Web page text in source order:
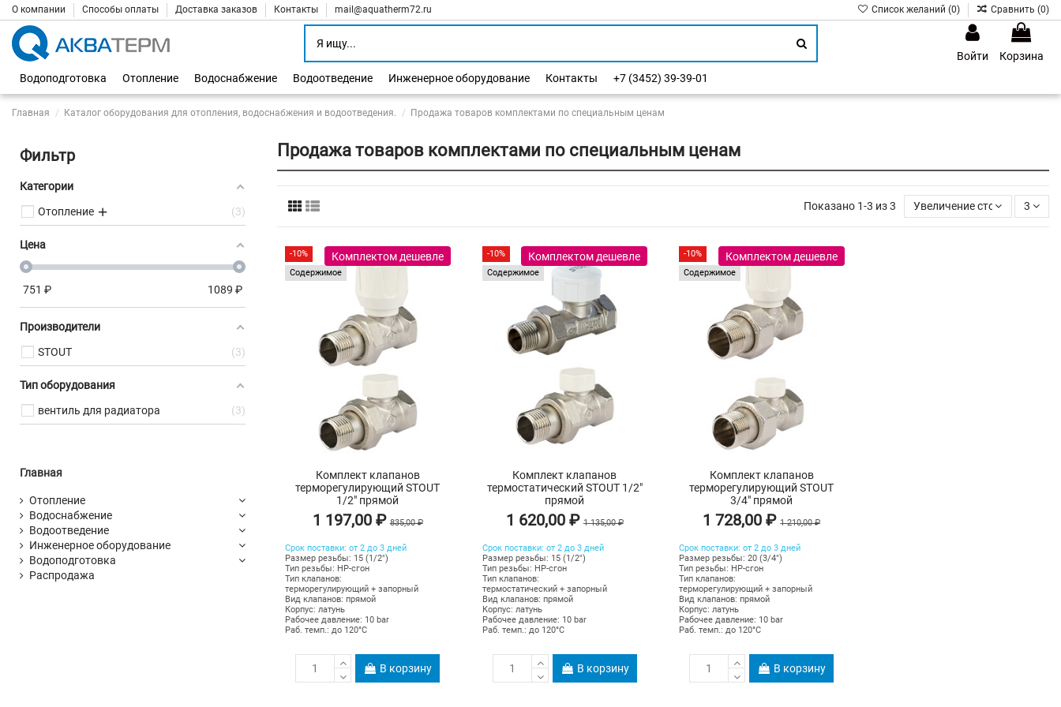
О компании Способы оплаты Доставка заказов Контакты mail@aquatherm72.ru Список желаний (0) Сравнить (0)
Войти
Корзина
Водоподготовка
Отопление Водоснабжение Водоотведение Инженерное оборудование Контакты +7 (3452) 39-39-01
Главная Каталог оборудования для отопления, водоснабжения и водоотведения. Продажа товаров комплектами по специальным ценам
Продажа товаров комплектами по специальным ценам
Показано 1-3 из 3 Увеличение стоимости
3
Комплектом дешевле
-10%
Содержимое
Комплект клапанов
терморегулирующий STOUT
1/2" прямой
1 197,00 ₽835,00 ₽
Срок поставки: от 2 до 3 дней
Размер резьбы: 15 (1/2")
Тип резьбы: НР-сгон
Тип клапанов:
терморегулирующий + запорный
Вид клапанов: прямой
Корпус: латунь
Рабочее давление: 10 bar
Раб. темп.: до 120°C
В корзину
Комплектом дешевле
-10%
Содержимое
Комплект клапанов
термостатический STOUT 1/2"
прямой
1 620,00 ₽1 135,00 ₽
Срок поставки: от 2 до 3 дней
Размер резьбы: 15 (1/2")
Тип резьбы: НР-сгон
Тип клапанов:
термостатический + запорный
Вид клапанов: прямой
Корпус: латунь
Рабочее давление: 10 bar
Раб. темп.: до 120°C
В корзину
Комплектом дешевле
-10%
Содержимое
Комплект клапанов
терморегулирующий STOUT
3/4" прямой
1 728,00 ₽1 210,00 ₽
Срок поставки: от 2 до 3 дней
Размер резьбы: 20 (3/4")
Тип резьбы: НР-сгон
Тип клапанов:
терморегулирующий + запорный
Вид клапанов: прямой
Корпус: латунь
Рабочее давление: 10 bar
Раб. темп.: до 120°C
В корзину
Фильтр
Категории
Отопление
3
Цена
751 ₽ 1089 ₽
Производители
STOUT
3
Тип оборудования
вентиль для радиатора
3
Главная
Отопление
Водоснабжение
Водоотведение
Инженерное оборудование
Водоподготовка
Распродажа